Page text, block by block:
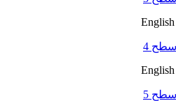
4
5